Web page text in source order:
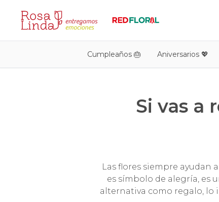
Cumpleaños 🎂 Aniversarios 💖
Si vas a
Las flores siempre ayudan
es símbolo de alegría, es
alternativa como regalo, lo